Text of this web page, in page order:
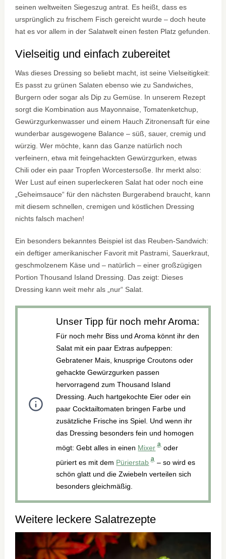
seinen weltweiten Siegeszug antrat. Es heißt, dass es
ursprünglich zu frischem Fisch gereicht wurde – doch heute
hat es vor allem in der Salatwelt einen festen Platz gefunden.
Vielseitig und einfach zubereitet
Was dieses Dressing so beliebt macht, ist seine Vielseitigkeit:
Es passt zu grünen Salaten ebenso wie zu Sandwiches,
Burgern oder sogar als Dip zu Gemüse. In unserem Rezept
sorgt die Kombination aus Mayonnaise, Tomatenketchup,
Gewürzgurkenwasser und einem Hauch Zitronensaft für eine
wunderbar ausgewogene Balance – süß, sauer, cremig und
würzig. Wer möchte, kann das Ganze natürlich noch
verfeinern, etwa mit feingehackten Gewürzgurken, etwas
Chili oder ein paar Tropfen Worcestersoße. Ihr merkt also:
Wer Lust auf einen superleckeren Salat hat oder noch eine
„Geheimsauce“ für den nächsten Burgerabend braucht, kann
mit diesem schnellen, cremigen und köstlichen Dressing
nichts falsch machen!
Ein besonders bekanntes Beispiel ist das Reuben-Sandwich:
ein deftiger amerikanischer Favorit mit Pastrami, Sauerkraut,
geschmolzenem Käse und – natürlich – einer großzügigen
Portion Thousand Island Dressing. Das zeigt: Dieses
Dressing kann weit mehr als „nur“ Salat.
Unser Tipp für noch mehr Aroma:
Für noch mehr Biss und Aroma könnt ihr den
Salat mit ein paar Extras aufpeppen:
Gebratener Mais, knusprige Croutons oder
gehackte Gewürzgurken passen
hervorragend zum Thousand Island
Dressing. Auch hartgekochte Eier oder ein
paar Cocktailtomaten bringen Farbe und
zusätzliche Frische ins Spiel. Und wenn ihr
das Dressing besonders fein und homogen
mögt: Gebt alles in einen Mixer
oder
püriert es mit dem Pürierstab
– so wird es
schön glatt und die Zwiebeln verteilen sich
besonders gleichmäßig.
Weitere leckere Salatrezepte